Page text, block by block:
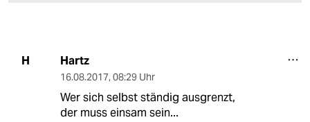
H Hartz
16.08.2017, 08:29 Uhr
Wer sich selbst ständig ausgrenzt,
der muss einsam sein...